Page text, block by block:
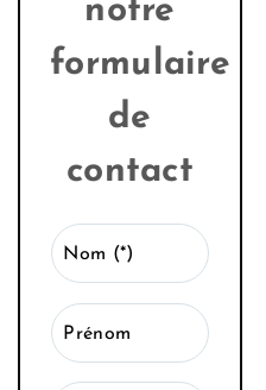
notre
formulaire
de
contact
Nom (*)
Prénom